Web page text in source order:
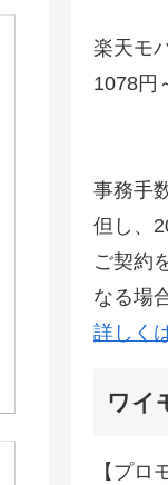
楽天モ
1078円
事務手
但し、
ご契約
なる場
詳しく
ワイ
【プロ